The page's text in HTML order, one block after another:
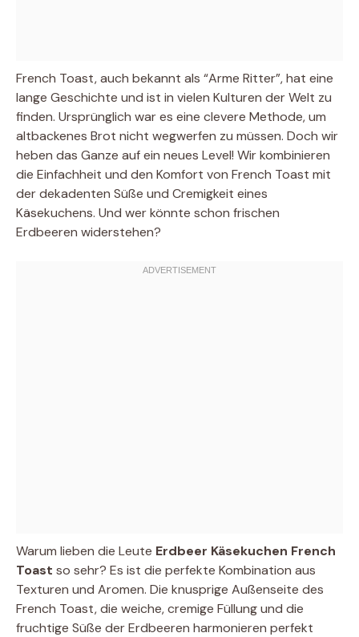
French Toast, auch bekannt als “Arme Ritter”, hat eine
lange Geschichte und ist in vielen Kulturen der Welt zu
finden. Ursprünglich war es eine clevere Methode, um
altbackenes Brot nicht wegwerfen zu müssen. Doch wir
heben das Ganze auf ein neues Level! Wir kombinieren
die Einfachheit und den Komfort von French Toast mit
der dekadenten Süße und Cremigkeit eines
Käsekuchens. Und wer könnte schon frischen
Erdbeeren widerstehen?
Warum lieben die Leute Erdbeer Käsekuchen French
Toast so sehr? Es ist die perfekte Kombination aus
Texturen und Aromen. Die knusprige Außenseite des
French Toast, die weiche, cremige Füllung und die
fruchtige Süße der Erdbeeren harmonieren perfekt